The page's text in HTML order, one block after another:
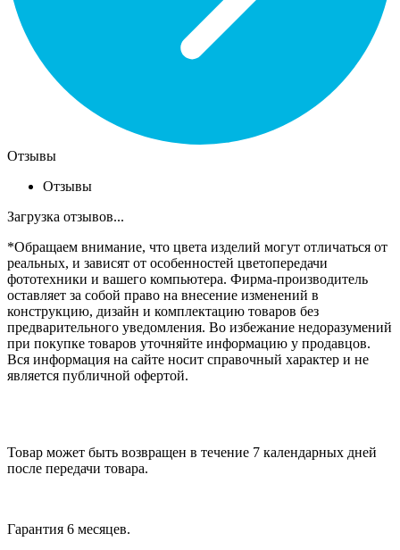
Отзывы
Отзывы
Загрузка отзывов...
*Обращаем внимание, что цвета изделий могут отличаться от
реальных, и зависят от особенностей цветопередачи
фототехники и вашего компьютера. Фирма-производитель
оставляет за собой право на внесение изменений в
конструкцию, дизайн и комплектацию товаров без
предварительного уведомления. Во избежание недоразумений
при покупке товаров уточняйте информацию у продавцов.
Вся информация на сайте носит справочный характер и не
является публичной офертой.
Товар может быть возвращен в течение 7 календарных дней
после передачи товара.
Гарантия 6 месяцев.